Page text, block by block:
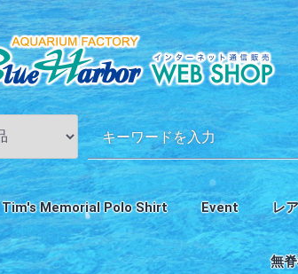
Tim's Memorial Polo Shirt Event
スタジオ完成記念
レ
レア
レア
無